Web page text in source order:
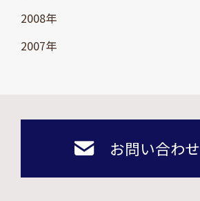
2008年
2007年
お問い合わせ